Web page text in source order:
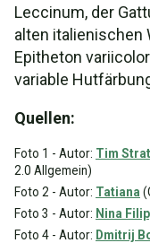
Leccinum, der
alten italienischen
Epitheton
variable
Quellen:
Foto 1 - Autor: Tim
2.0 Allgemein)
Foto 2 - Autor: Tatiana
Foto 3 - Autor: Nina
Foto 4 - Autor: Dmitrij